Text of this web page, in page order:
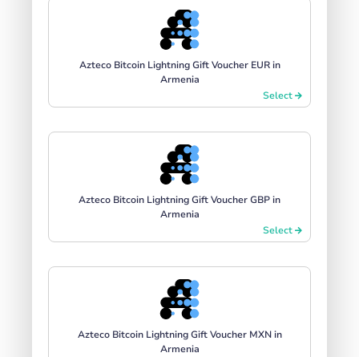
Azteco Bitcoin Lightning Gift Voucher EUR in
Armenia
Select
Azteco Bitcoin Lightning Gift Voucher GBP in
Armenia
Select
Azteco Bitcoin Lightning Gift Voucher MXN in
Armenia